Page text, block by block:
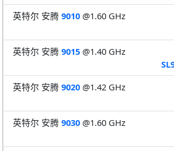
英特尔 安腾9010 @1.60 GHz
英特尔 安腾9015 @1.40 GHz
英特尔 安腾9020 @1.42 GHz
英特尔 安腾9030 @1.60 GHz